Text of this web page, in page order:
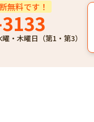
無料です！
曜・木曜日（第1・第3）